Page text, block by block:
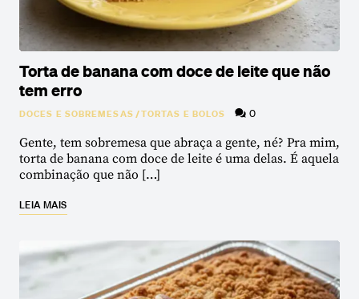
Torta de banana com doce de leite que não
tem erro
DOCES E SOBREMESAS/TORTAS E BOLOS 0
Gente, tem sobremesa que abraça a gente, né? Pra mim,
torta de banana com doce de leite é uma delas. É aquela
combinação que não […]
LEIA MAIS